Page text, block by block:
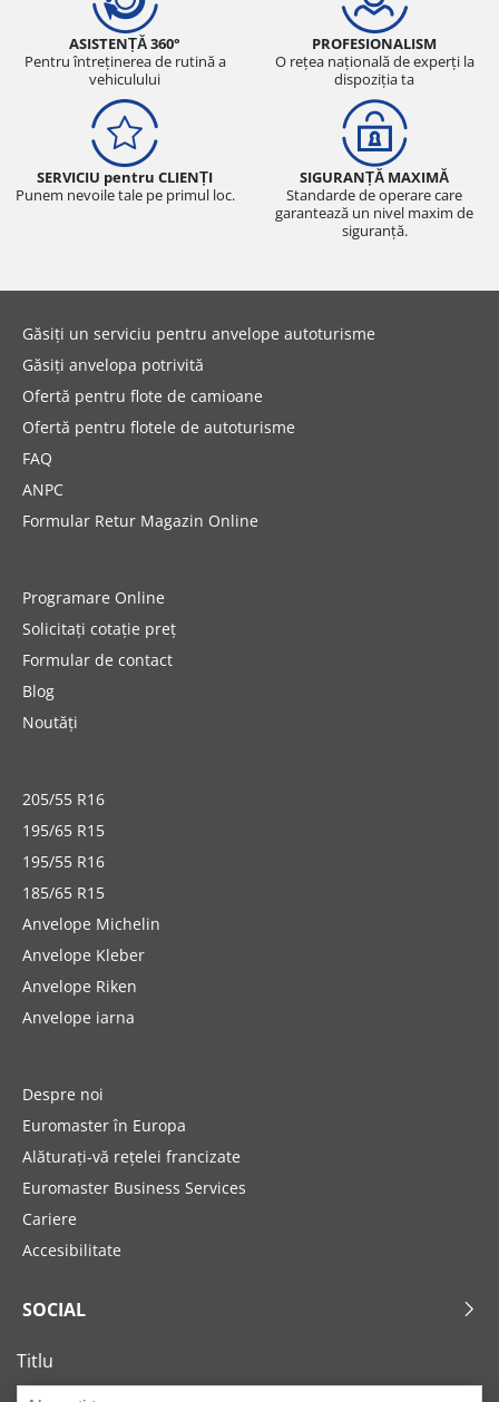
ASISTENȚĂ 360°
Pentru întreținerea de rutină a
vehiculului
PROFESIONALISM
O rețea națională de experți la
dispoziția ta
SERVICIU pentru CLIENȚI
Punem nevoile tale pe primul loc.
SIGURANȚĂ MAXIMĂ
Standarde de operare care
garantează un nivel maxim de
siguranță.
Găsiți un serviciu pentru anvelope autoturisme
Găsiți anvelopa potrivită
Ofertă pentru flote de camioane
Ofertă pentru flotele de autoturisme
FAQ
ANPC
Formular Retur Magazin Online
Programare Online
Solicitați cotație preț
Formular de contact
Blog
Noutăți
205/55 R16
195/65 R15
195/55 R16
185/65 R15
Anvelope Michelin
Anvelope Kleber
Anvelope Riken
Anvelope iarna
Despre noi
Euromaster în Europa
Alăturați-vă rețelei francizate
Euromaster Business Services
Cariere
Accesibilitate
SOCIAL
Titlu